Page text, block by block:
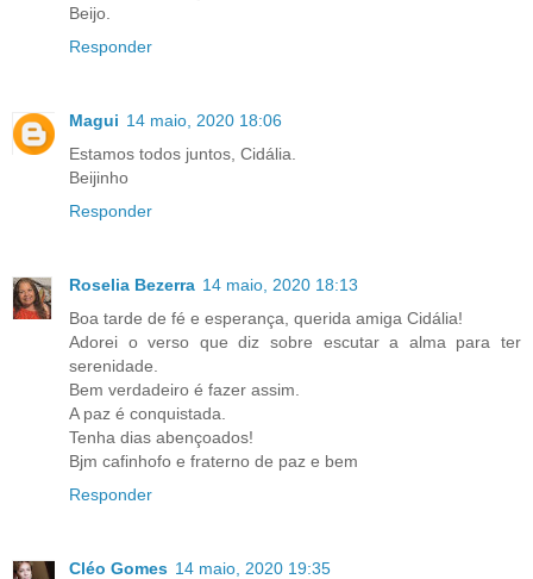
Beijo.
Responder
Magui 14 maio, 2020 18:06
Estamos todos juntos, Cidália.
Beijinho
Responder
Roselia Bezerra 14 maio, 2020 18:13
Boa tarde de fé e esperança, querida amiga Cidália!
Adorei o verso que diz sobre escutar a alma para ter
serenidade.
Bem verdadeiro é fazer assim.
A paz é conquistada.
Tenha dias abençoados!
Bjm cafinhofo e fraterno de paz e bem
Responder
Cléo Gomes 14 maio, 2020 19:35